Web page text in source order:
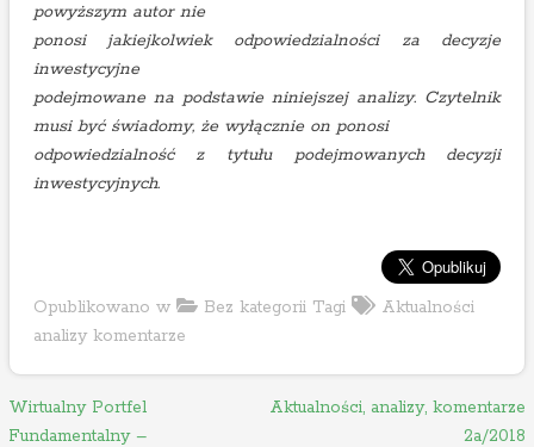
powyższym autor nie
ponosi jakiejkolwiek odpowiedzialności za decyzje
inwestycyjne
podejmowane na podstawie niniejszej analizy. Czytelnik
musi być świadomy, że wyłącznie on ponosi
odpowiedzialność z tytułu podejmowanych decyzji
inwestycyjnych.
Opublikowano w Bez kategorii Tagi
Aktualności
analizy komentarze
N
Wirtualny Portfel
Fundamentalny –
Aktualności, analizy, komentarze
2a/2018